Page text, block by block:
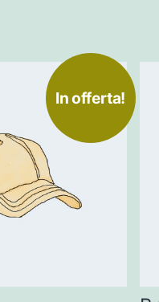
In offerta!